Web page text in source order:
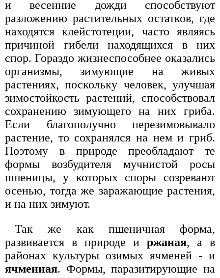
и весенние дожди способствуют
разложению растительных остатков, где
находятся клейстотеции, часто являясь
причиной гибели находящихся в них
спор. Гораздо жизнеспособнее оказались
организмы, зимующие на живых
растениях, поскольку человек, улучшая
зимостойкость растений, способствовал
сохранению зимующего на них гриба.
Если благополучно перезимовывало
растение, то сохранялся на нем и гриб.
Поэтому в природе преобладают те
формы возбудителя мучнистой росы
пшеницы, у которых споры созревают
осенью, тогда же заражающие растения,
и на них зимуют.
Так же как пшеничная форма,
развивается в природе и ржаная, а в
районах культуры озимых ячменей - и
ячменная. Формы, паразитирующие на